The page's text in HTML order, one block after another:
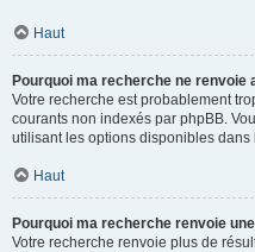
Haut
Pourquoi ma recherche ne renvoie
Votre recherche est probablement
courants non indexés par phpBB.
utilisant les options disponibles
Haut
Pourquoi ma recherche renvoie
Votre recherche renvoie plus de